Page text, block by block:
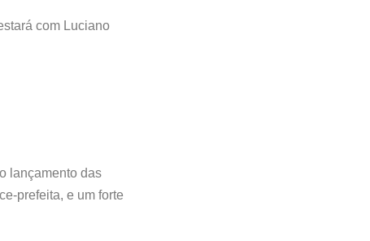
com Luciano
lançamento das
prefeita, e um forte